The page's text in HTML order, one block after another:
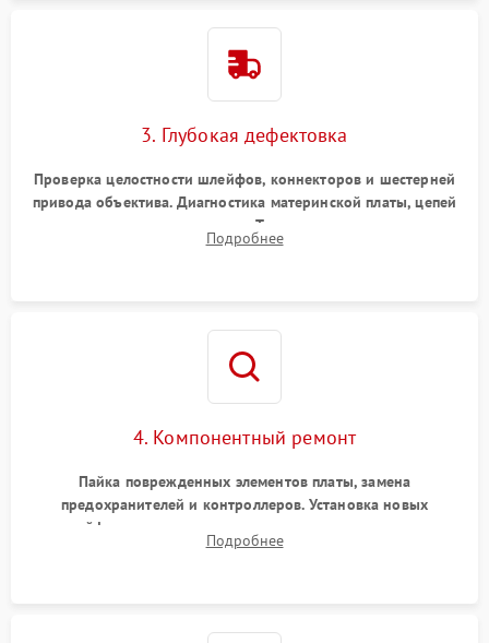
3. Глубокая дефектовка
Проверка целостности шлейфов, коннекторов и шестерней
привода объектива. Диагностика материнской платы, цепей
питания и картоприемника. Тестирование механизма
затвора и блока внутрикамерной стабилизации.
Подробнее
4. Компонентный ремонт
Пайка поврежденных элементов платы, замена
предохранителей и контроллеров. Установка новых
шлейфов, дисплея, механизма затвора или двигателя
автофокуса. Восстановление геометрии тубуса объектива
Подробнее